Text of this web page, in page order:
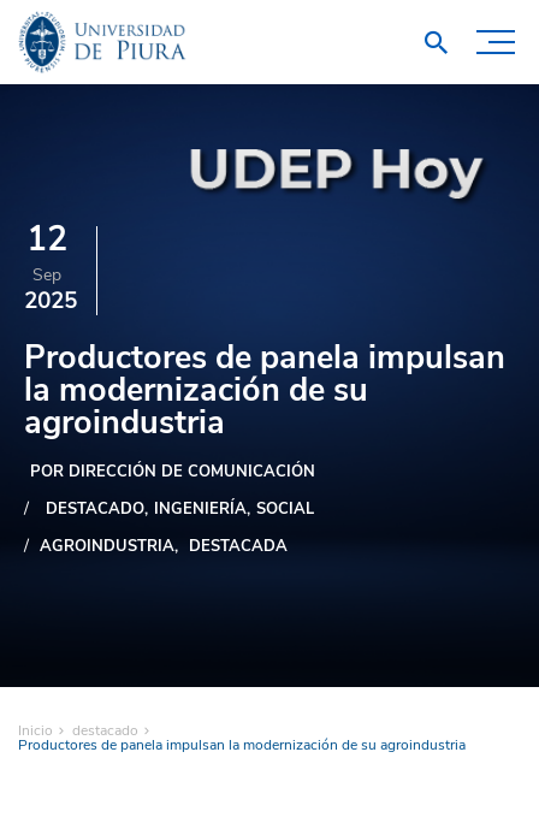
12
Sep
2025
Productores de panela impulsan
la modernización de su
agroindustria
POR DIRECCIÓN DE COMUNICACIÓN
DESTACADO INGENIERÍA SOCIAL
AGROINDUSTRIA
DESTACADA
Inicio destacado
Productores de panela impulsan la modernización de su agroindustria